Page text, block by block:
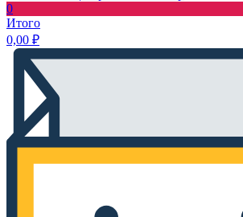
0
Итого
0,00 ₽